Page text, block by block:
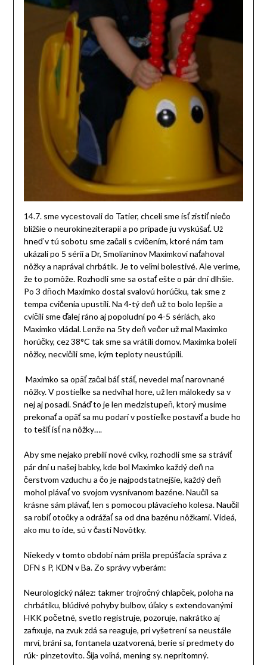
14.7. sme vycestovali do Tatier, chceli sme ísť zistiť niečo
bližšie o neurokineziterapii a po prípade ju vyskúšať. Už
hneď v tú sobotu sme začali s cvičením, ktoré nám tam
ukázali po 5 sérií a Dr, Smolianinov Maximkovi naťahoval
nôžky a naprával chrbátik. Je to veľmi bolestivé. Ale veríme,
že to pomôže. Rozhodli sme sa ostať ešte o pár dní dlhšie.
Po 3 dňoch Maximko dostal svalovú horúčku, tak sme z
tempa cvičenia upustili. Na 4-tý deň už to bolo lepšie a
cvičili sme ďalej ráno aj popoludní po 4-5 sériách, ako
Maximko vládal. Lenže na 5ty deň večer už mal Maximko
horúčky, cez 38°C tak sme sa vrátili domov. Maximka boleli
nôžky, necvičili sme, kým teploty neustúpili.
Maximko sa opäť začal báť stáť, nevedel mať narovnané
nôžky. V postieľke sa nedvíhal hore, už len málokedy sa v
nej aj posadí. Snáď to je len medzistupeň, ktorý musíme
prekonať a opäť sa mu podarí v postieľke postaviť a bude ho
to tešiť ísť na nôžky….
Aby sme nejako prebili nové cviky, rozhodli sme sa stráviť
pár dní u našej babky, kde bol Maximko každý deň na
čerstvom vzduchu a čo je najpodstatnejšie, každý deň
mohol plávať vo svojom vysnívanom bazéne. Naučil sa
krásne sám plávať, len s pomocou plávacieho kolesa. Naučil
sa robiť otočky a odrážať sa od dna bazénu nôžkami. Videá,
ako mu to ide, sú v časti Novôtky.
Niekedy v tomto období nám prišla prepúšťacia správa z
DFN s P, KDN v Ba. Zo správy vyberám:
Neurologický nález: takmer trojročný chlapček, poloha na
chrbátiku, blúdivé pohyby bulbov, úľaky s extendovanými
HKK početné, svetlo registruje, pozoruje, nakrátko aj
zafixuje, na zvuk zdá sa reaguje, pri vyšetrení sa neustále
mrví, bráni sa, fontanela uzatvorená, berie si predmety do
rúk- pinzetovito. Šija voľná, mening sy. neprítomný.